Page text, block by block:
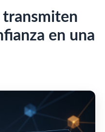
transmiten
en una